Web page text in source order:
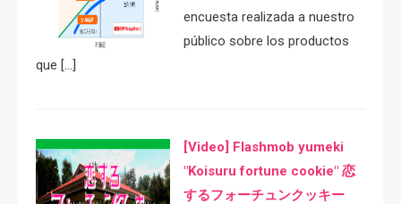
encuesta realizada a nuestro
público sobre los productos
que […]
[Video] Flashmob yumeki
"Koisuru fortune cookie" 恋
するフォーチュンクッキー